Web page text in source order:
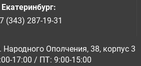
Екатеринбург:
(343) 287-19-31
Народного Ополчения, 38, корпус 3
17:00 / ПТ: 9:00-15:00